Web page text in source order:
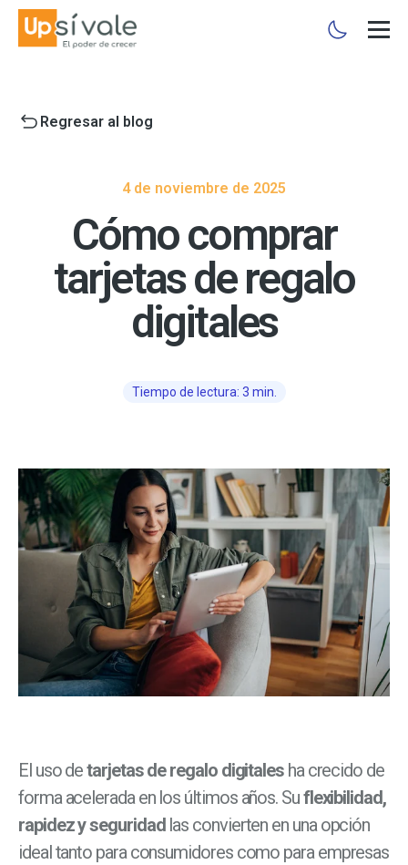
Regresar al blog
4 de noviembre de 2025
Cómo comprar
tarjetas de regalo
digitales
Tiempo de lectura: 3 min.
El uso detarjetas de regalo digitalesha crecido de
forma acelerada en los últimos años. Suflexibilidad,
rapidez y seguridadlas convierten en una opción
ideal tanto para consumidores como para empresas